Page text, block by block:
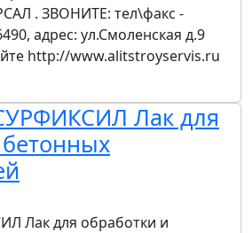
. ЗВОНИТЕ: тел\факс -
адрес: ул.Смоленская д.9
http://www.alitstroyservis.ru
Лак для
Лак для обработки и